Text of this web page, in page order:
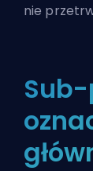
nie